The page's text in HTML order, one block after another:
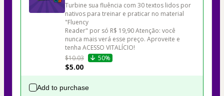
Turbine sua fluência com 30 textos lidos por
nativos para treinar e praticar no material
"Fluency
Reader" por só R$ 19,90 Atenção: você
nunca mais verá esse preço. Aproveite e
tenha ACESSO VITALÍCIO!
$10.03
50%
$5.00
Add to purchase